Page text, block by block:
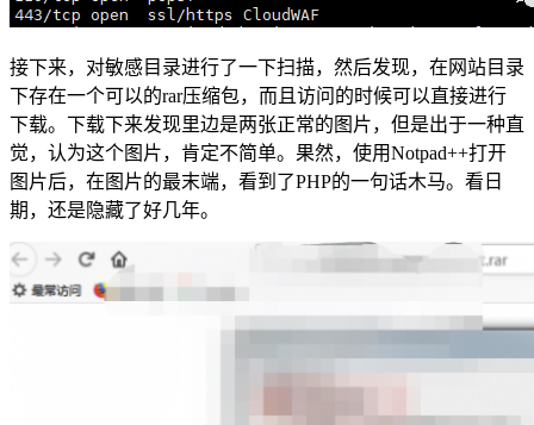
接下来，对敏感目录进行了一下扫描，然后发现，在网站目录
下存在一个可以的rar压缩包，而且访问的时候可以直接进行
下载。下载下来发现里边是两张正常的图片，但是出于一种直
觉，认为这个图片，肯定不简单。果然，使用Notpad++打开
图片后，在图片的最末端，看到了PHP的一句话木马。看日
期，还是隐藏了好几年。